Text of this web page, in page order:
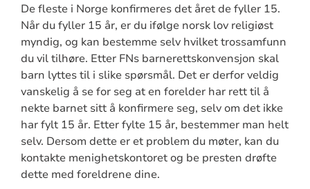
De fleste i Norge konfirmeres det året de fyller 15.
Når du fyller 15 år, er du ifølge norsk lov religiøst
myndig, og kan bestemme selv hvilket trossamfunn
du vil tilhøre. Etter FNs barnerettskonvensjon skal
barn lyttes til i slike spørsmål. Det er derfor veldig
vanskelig å se for seg at en forelder har rett til å
nekte barnet sitt å konfirmere seg, selv om det ikke
har fylt 15 år. Etter fylte 15 år, bestemmer man helt
selv. Dersom dette er et problem du møter, kan du
kontakte menighetskontoret og be presten drøfte
dette med foreldrene dine.